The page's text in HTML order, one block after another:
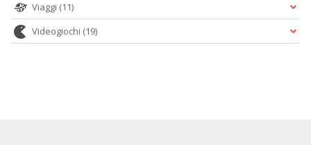
Viaggi (11)
Videogiochi (19)